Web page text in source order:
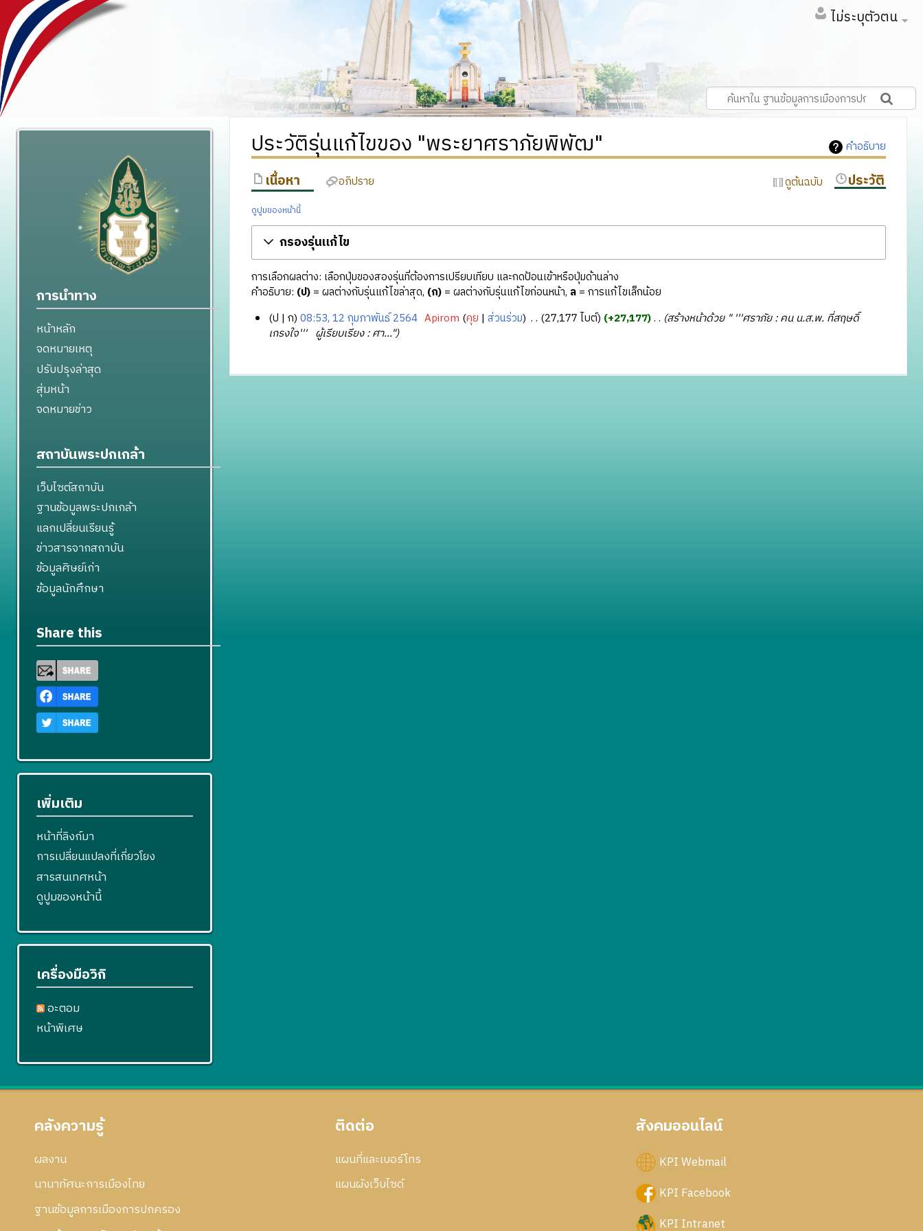
ไม่ระบุตัวตน
คำอธิบาย
ประวัติรุ่นแก้ไขของ "พระยาศราภัยพิพัฒ"
เนื้อหา อภิปราย ดูต้นฉบับ ประวัติ
ดูปูมของหน้านี้
กรองรุ่นแก้ไข
การเลือกผลต่าง: เลือกปุ่มของสองรุ่นที่ต้องการเปรียบเทียบ และกดป้อนเข้าหรือปุ่มด้านล่าง
คำอธิบาย: (ป)= ผลต่างกับรุ่นแก้ไขล่าสุด, (ก)= ผลต่างกับรุ่นแก้ไขก่อนหน้า, ล= การแก้ไขเล็กน้อย
ป ก 08:53, 12 กุมภาพันธ์ 2564 Apirom คุย ส่วนร่วม ‎ 27,177 ไบต์ +27,177 ‎
สร้างหน้าด้วย " '''ศราภัย : คน น.ส.พ. ที่สฤษดิ์
เกรงใจ''' ผู้เรียบเรียง : ศา..."
การนำทาง
หน้าหลัก
จดหมายเหตุ
ปรับปรุงล่าสุด
สุ่มหน้า
จดหมายข่าว
สถาบันพระปกเกล้า
เว็บไซต์สถาบัน
ฐานข้อมูลพระปกเกล้า
แลกเปลี่ยนเรียนรู้
ข่าวสารจากสถาบัน
ข้อมูลศิษย์เก่า
ข้อมูลนักศึกษา
Share this
เพิ่มเติม
หน้าที่ลิงก์มา
การเปลี่ยนแปลงที่เกี่ยวโยง
สารสนเทศหน้า
ดูปูมของหน้านี้
เครื่องมือวิกิ
อะตอม
หน้าพิเศษ
คลังความรู้
ผลงาน
นานาทัศนะการเมืองไทย
ฐานข้อมูลการเมืองการปกครอง
ติดต่อ
แผนที่และเบอร์โทร
แผนผังเว็บไซด์
สังคมออนไลน์
KPI Webmail
KPI Facebook
KPI Intranet